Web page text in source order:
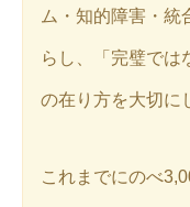
ム・知的障害・統
らし、「完璧では
の在り方を大切に
これまでにのべ